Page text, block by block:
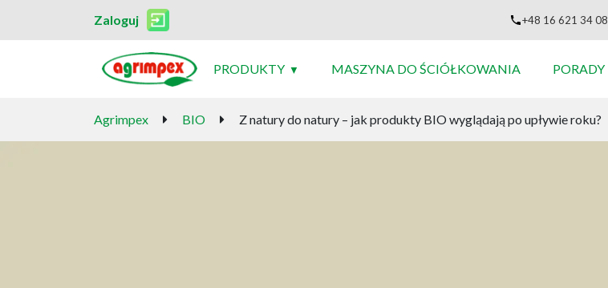
Zaloguj +48 16 621 34 08
PRODUKTY MASZYNA DO ŚCIÓŁKOWANIA PORADY
Agrimpex BIO Z natury do natury – jak produkty BIO wyglądają po upływie roku?